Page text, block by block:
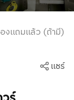
งแถมแล้ว (ถ้ามี)
แชร์